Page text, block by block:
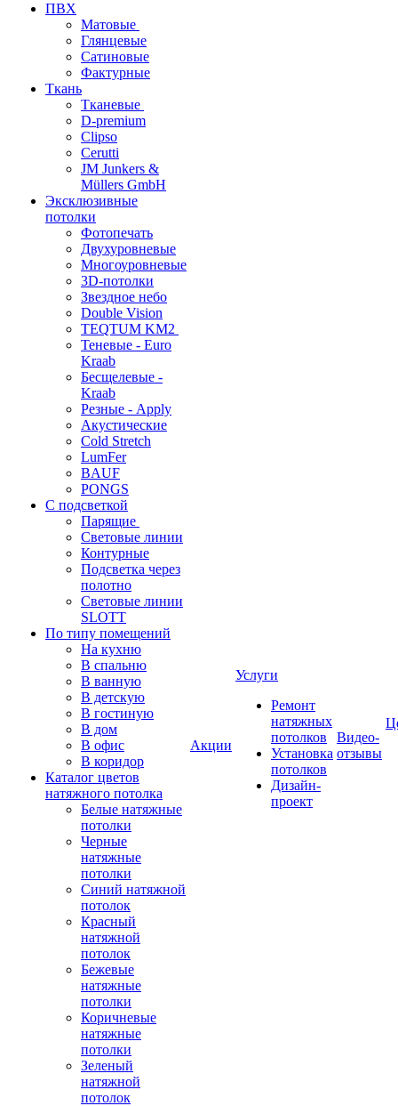
ПВХ
Матовые
Глянцевые
Сатиновые
Фактурные
Ткань
Тканевые
D-premium
Clipso
Cerutti
JM Junkers &
Müllers GmbH
Эксклюзивные
потолки
Фотопечать
Двухуровневые
Многоуровневые
3D-потолки
Звездное небо
Double Vision
TEQTUM KM2
Теневые - Euro
Kraab
Бесщелевые -
Kraab
Резные - Apply
Акустические
Cold Stretch
LumFer
BAUF
PONGS
С подсветкой
Парящие
Световые линии
Контурные
Подсветка через
полотно
Световые линии
SLOTT
По типу помещений
На кухню
В спальню
В ванную
В детскую
В гостиную
В дом
В офис
В коридор
Каталог цветов
натяжного потолка
Белые натяжные
потолки
Черные
натяжные
потолки
Синий натяжной
потолок
Красный
натяжной
потолок
Бежевые
натяжные
потолки
Коричневые
натяжные
потолки
Зеленый
натяжной
потолок
Акции
Услуги
Ремонт
натяжных
потолков
Установка
потолков
Дизайн-
проект
Видео-
отзывы